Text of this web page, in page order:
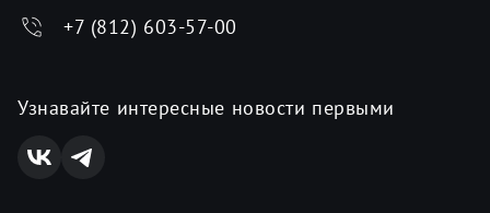
+7 (812) 603-57-00
Узнавайте интересные новости первыми